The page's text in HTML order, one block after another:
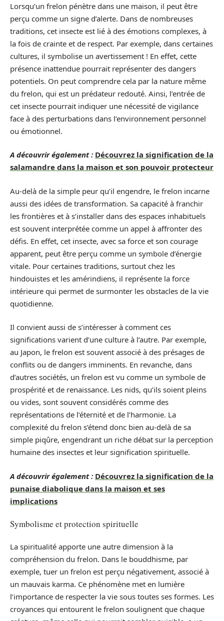
Lorsqu’un frelon pénètre dans une maison, il peut être
perçu comme un signe d’alerte. Dans de nombreuses
traditions, cet insecte est lié à des émotions complexes, à
la fois de crainte et de respect. Par exemple, dans certaines
cultures, il symbolise un avertissement ! En effet, cette
présence inattendue pourrait représenter des dangers
potentiels. On peut comprendre cela par la nature même
du frelon, qui est un prédateur redouté. Ainsi, l’entrée de
cet insecte pourrait indiquer une nécessité de vigilance
face à des perturbations dans l’environnement personnel
ou émotionnel.
A découvrir également : Découvrez la signification de la
salamandre dans la maison et son pouvoir protecteur
Au-delà de la simple peur qu’il engendre, le frelon incarne
aussi des idées de transformation. Sa capacité à franchir
les frontières et à s’installer dans des espaces inhabituels
est souvent interprétée comme un appel à affronter des
défis. En effet, cet insecte, avec sa force et son courage
apparent, peut être perçu comme un symbole d’énergie
vitale. Pour certaines traditions, surtout chez les
hindouistes et les amérindiens, il représente la force
intérieure qui permet de surmonter les obstacles de la vie
quotidienne.
Il convient aussi de s’intéresser à comment ces
significations varient d’une culture à l’autre. Par exemple,
au Japon, le frelon est souvent associé à des présages de
conflits ou de dangers imminents. En revanche, dans
d’autres sociétés, un frelon est vu comme un symbole de
prospérité et de renaissance. Les nids, qu’ils soient pleins
ou vides, sont souvent considérés comme des
représentations de l’éternité et de l’harmonie. La
complexité du frelon s’étend donc bien au-delà de sa
simple piqûre, engendrant un riche débat sur la perception
humaine des insectes et leur signification spirituelle.
A découvrir également : Découvrez la signification de la
punaise diabolique dans la maison et ses
implications
Symbolisme et protection spirituelle
La spiritualité apporte une autre dimension à la
compréhension du frelon. Dans le bouddhisme, par
exemple, tuer un frelon est perçu négativement, associé à
un mauvais karma. Ce phénomène met en lumière
l’importance de respecter la vie sous toutes ses formes. Les
croyances qui entourent le frelon soulignent que chaque